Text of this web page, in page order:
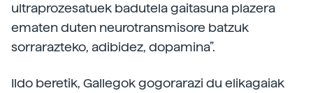
ultraprozesatuek badutela gaitasuna plazera
ematen duten neurotransmisore batzuk
sorrarazteko, adibidez, dopamina”.
Ildo beretik, Gallegok gogorarazi du elikagaiak